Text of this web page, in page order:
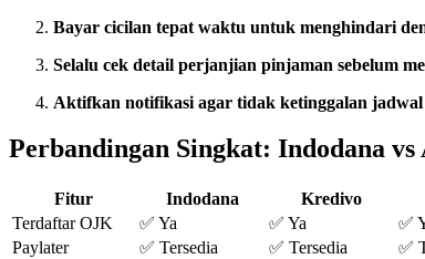
Bayar cicilan tepat waktu untuk menghindari
Selalu cek detail perjanjian pinjaman sebelum
Aktifkan notifikasi agar tidak ketinggalan
Perbandingan Singkat: Indodana
Fitur Indodana Kredivo
Terdaftar OJK
✅ Ya ✅ Ya
✅
Paylater
✅ Tersedia ✅ Tersedia
✅